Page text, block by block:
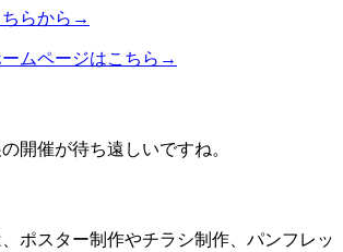
ちらから→
ームページはこちら→
開催が待ち遠しいですね。
、ポスター制作やチラシ制作、パンフレッ